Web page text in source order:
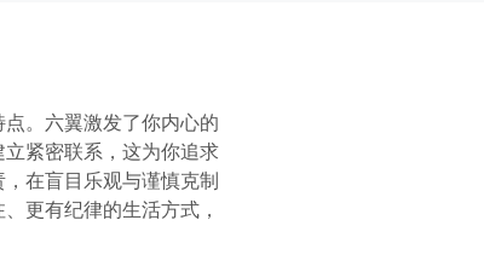
。六翼激发了你内心的
紧密联系，这为你追求
在盲目乐观与谨慎克制
更有纪律的生活方式，